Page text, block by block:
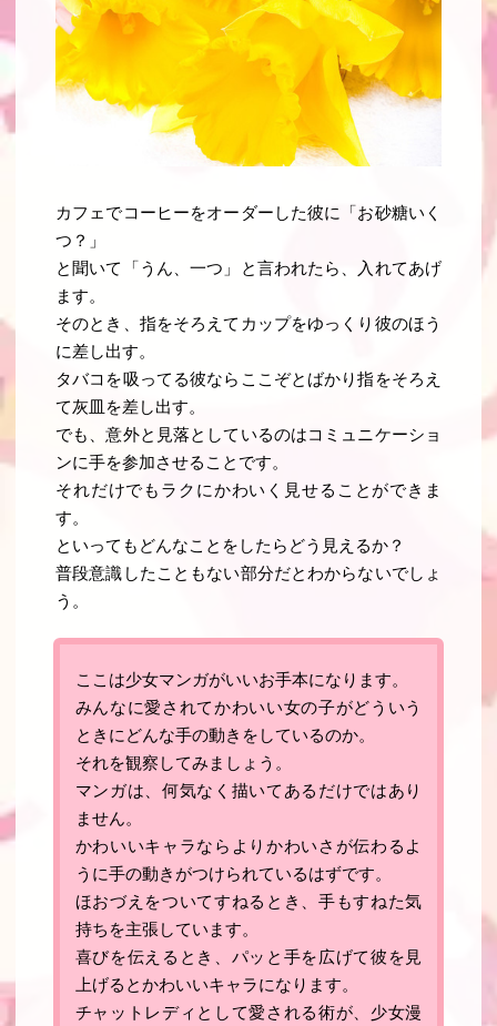
カフェでコーヒーをオーダーした彼に「お砂糖いく
つ？」
と聞いて「うん、一つ」と言われたら、入れてあげ
ます。
そのとき、指をそろえてカップをゆっくり彼のほう
に差し出す。
タバコを吸ってる彼ならここぞとばかり指をそろえ
て灰皿を差し出す。
でも、意外と見落としているのはコミュニケーショ
ンに手を参加させることです。
それだけでもラクにかわいく見せることができま
す。
といってもどんなことをしたらどう見えるか？
普段意識したこともない部分だとわからないでしょ
う。
ここは少女マンガがいいお手本になります。
みんなに愛されてかわいい女の子がどういう
ときにどんな手の動きをしているのか。
それを観察してみましょう。
マンガは、何気なく描いてあるだけではあり
ません。
かわいいキャラならよりかわいさが伝わるよ
うに手の動きがつけられているはずです。
ほおづえをついてすねるとき、手もすねた気
持ちを主張しています。
喜びを伝えるとき、パッと手を広げて彼を見
上げるとかわいいキャラになります。
チャットレディとして愛される術が、少女漫